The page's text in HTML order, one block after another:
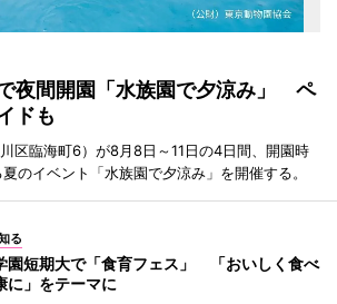
夜間開園「水族園で夕涼み」 ペ
ドも
区臨海町6）が8月8日～11日の4日間、開園時
のイベント「水族園で夕涼み」を開催する。
る
園短期大で「食育フェス」 「おいしく食べ
に」をテーマに